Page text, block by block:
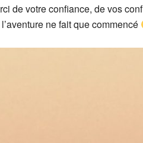
de votre confiance, de vos
ne fait que commencé